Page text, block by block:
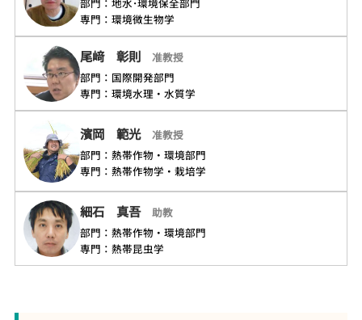
専門：環境微生物学
尾﨑 彰則
准教授
部門：国際開発部門
専門：環境水理・水質学
濱岡 範光
准教授
部門：熱帯作物・環境部門
専門：熱帯作物学・栽培学
細石 真吾
助教
部門：熱帯作物・環境部門
専門：熱帯昆虫学